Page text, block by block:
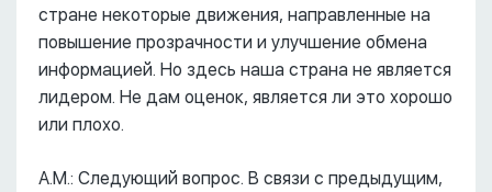
стране некоторые движения, направленные на
повышение прозрачности и улучшение обмена
информацией. Но здесь наша страна не является
лидером. Не дам оценок, является ли это хорошо
или плохо.
А.М.: Следующий вопрос. В связи с предыдущим,